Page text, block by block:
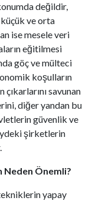
değildir,
ve orta
ise mesele veri
eğitilmesi
göç ve mülteci
koşulların
çıkarlarını savunan
diğer yandan bu
güvenlik ve
şirketlerin
Neden Önemli?
yapay